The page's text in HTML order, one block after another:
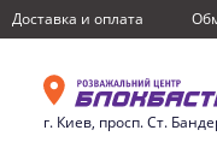
Доставка и оплата
г. Киев, просп. Ст.